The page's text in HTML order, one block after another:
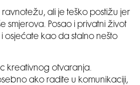
ali je teško postižu jer
smjerova. Posao i privatni život
i osjećate kao da stalno nešto
kreativnog otvaranja.
ako radite u komunikaciji,